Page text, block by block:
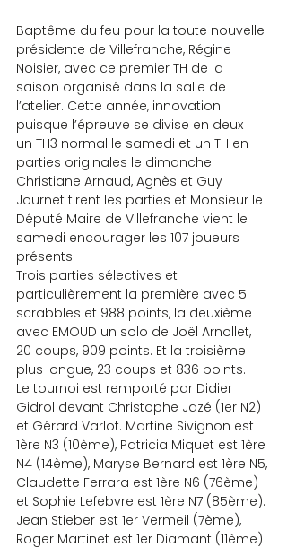
Baptême du feu pour la toute nouvelle
présidente de Villefranche, Régine
Noisier, avec ce premier TH de la
saison organisé dans la salle de
l’atelier. Cette année, innovation
puisque l’épreuve se divise en deux :
un TH3 normal le samedi et un TH en
parties originales le dimanche.
Christiane Arnaud, Agnès et Guy
Journet tirent les parties et Monsieur le
Député Maire de Villefranche vient le
samedi encourager les 107 joueurs
présents.
Trois parties sélectives et
particulièrement la première avec 5
scrabbles et 988 points, la deuxième
avec EMOUD un solo de Joël Arnollet,
20 coups, 909 points. Et la troisième
plus longue, 23 coups et 836 points.
Le tournoi est remporté par Didier
Gidrol devant Christophe Jazé (1er N2)
et Gérard Varlot. Martine Sivignon est
1ère N3 (10ème), Patricia Miquet est 1ère
N4 (14ème), Maryse Bernard est 1ère N5,
Claudette Ferrara est 1ère N6 (76ème)
et Sophie Lefebvre est 1ère N7 (85ème).
Jean Stieber est 1er Vermeil (7ème),
Roger Martinet est 1er Diamant (11ème)